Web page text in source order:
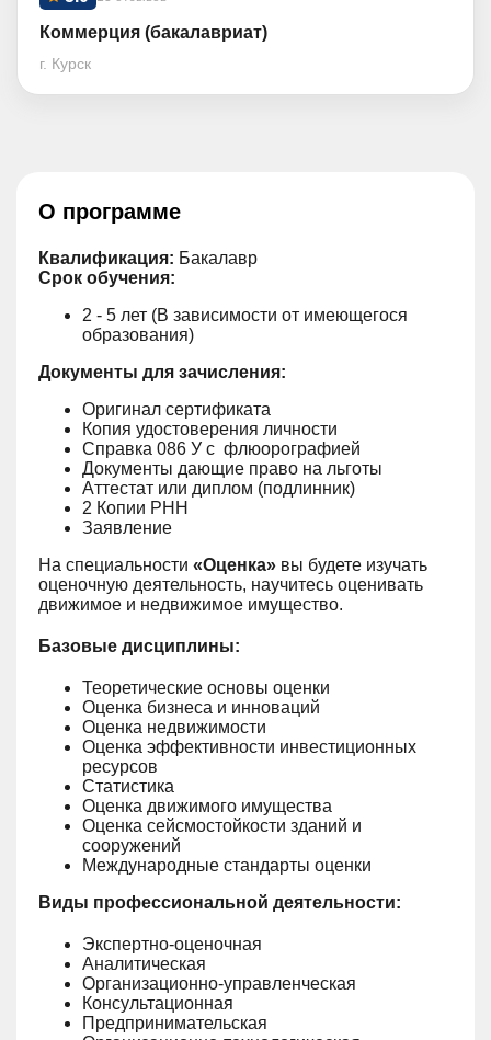
Коммерция (бакалавриат)
г. Курск
О программе
Квалификация: Бакалавр
Срок обучения:
2 - 5 лет (В зависимости от имеющегося
образования)
Документы для зачисления:
Оригинал сертификата
Копия удостоверения личности
Справка 086 У с флюорографией
Документы дающие право на льготы
Аттестат или диплом (подлинник)
2 Копии РНН
Заявление
На специальности «Оценка» вы будете изучать
оценочную деятельность, научитесь оценивать
движимое и недвижимое имущество.
Базовые дисциплины:
Теоретические основы оценки
Оценка бизнеса и инноваций
Оценка недвижимости
Оценка эффективности инвестиционных
ресурсов
Статистика
Оценка движимого имущества
Оценка сейсмостойкости зданий и
сооружений
Международные стандарты оценки
Виды профессиональной деятельности:
Экспертно-оценочная
Аналитическая
Организационно-управленческая
Консультационная
Предпринимательская